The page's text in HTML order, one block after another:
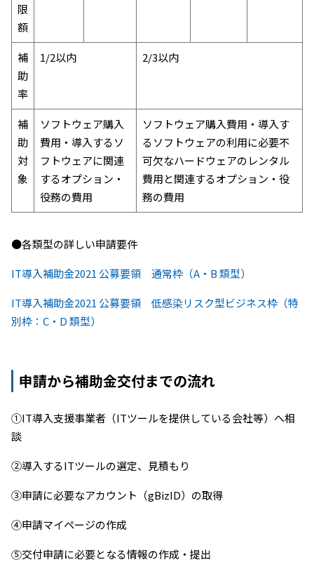
限
額
補
助
率
1/2以内 2/3以内
補
助
対
象
ソフトウェア購入
費用・導入するソ
フトウェアに関連
するオプション・
役務の費用
ソフトウェア購入費用・導入す
るソフトウェアの利用に必要不
可欠なハードウェアのレンタル
費用と関連するオプション・役
務の費用
●各類型の詳しい申請要件
IT導入補助金2021 公募要領 通常枠（A・B 類型）
IT導入補助金2021 公募要領 低感染リスク型ビジネス枠（特
別枠：C・D 類型）
申請から補助金交付までの流れ
①IT導入支援事業者（ITツールを提供している会社等）へ相
談
②導入するITツールの選定、見積もり
③申請に必要なアカウント（gBizID）の取得
④申請マイページの作成
⑤交付申請に必要となる情報の作成・提出